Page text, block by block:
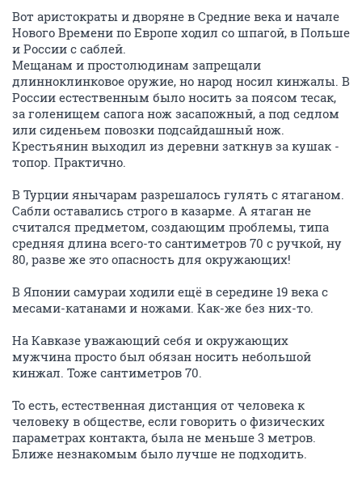
Вот аристократы и дворяне в Средние века и начале
Нового Времени по Европе ходил со шпагой, в Польше
и России с саблей.
Мещанам и простолюдинам запрещали
длинноклинковое оружие, но народ носил кинжалы. В
России естественным было носить за поясом тесак,
за голенищем сапога нож засапожный, а под седлом
или сиденьем повозки подсайдашный нож.
Крестьянин выходил из деревни заткнув за кушак -
топор. Практично.
В Турции янычарам разрешалось гулять с ятаганом.
Сабли оставались строго в казарме. А ятаган не
считался предметом, создающим проблемы, типа
средняя длина всего-то сантиметров 70 с ручкой, ну
80, разве же это опасность для окружающих!
В Японии самураи ходили ещё в середине 19 века с
месами-катанами и ножами. Как-же без них-то.
На Кавказе уважающий себя и окружающих
мужчина просто был обязан носить небольшой
кинжал. Тоже сантиметров 70.
То есть, естественная дистанция от человека к
человеку в обществе, если говорить о физических
параметрах контакта, была не меньше 3 метров.
Ближе незнакомым было лучше не подходить.